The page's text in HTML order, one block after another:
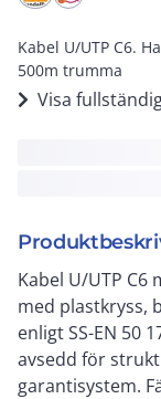
Kabel U/UTP C6.
500m trumma
Visa
Kabel U/UTP C6
med plastkryss,
enligt SS-EN 50
avsedd för
garantisystem.